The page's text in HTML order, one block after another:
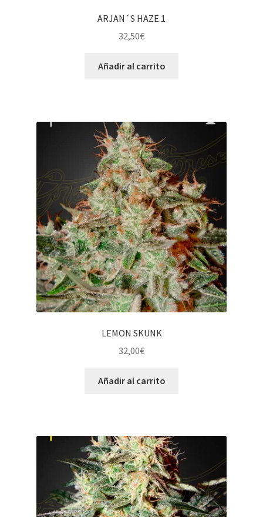
ARJAN´S HAZE 1
32,50€
Añadir al carrito
LEMON SKUNK
32,00€
Añadir al carrito